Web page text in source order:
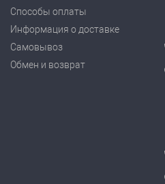
Способы оплаты
Информация о доставке
Самовывоз
Обмен и возврат